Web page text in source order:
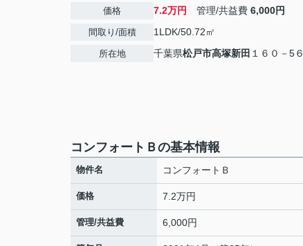
価格 7.2万円 管理/共益費 6,000円
間取り/面積 1LDK/50.72㎡
所在地 千葉県松戸市高塚新田 １６０－5６
コンフォートＢの基本情報
物件名 コンフォートＢ
価格 7.2万円
管理/共益費 6,000円